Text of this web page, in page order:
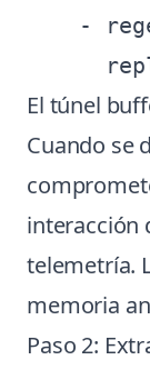
-
El túnel
Cuando se
interacción
telemetría.
memoria
Paso 2: